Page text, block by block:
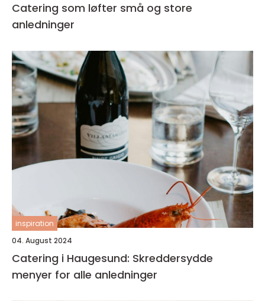
Catering som løfter små og store
anledninger
inspiration
04. August 2024
Catering i Haugesund: Skreddersydde
menyer for alle anledninger